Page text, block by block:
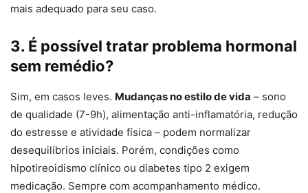
mais adequado para seu caso.
3. É possível tratar problema hormonal
sem remédio?
Sim, em casos leves. Mudanças no estilo de vida – sono
de qualidade (7-9h), alimentação anti-inflamatória, redução
do estresse e atividade física – podem normalizar
desequilíbrios iniciais. Porém, condições como
hipotireoidismo clínico ou diabetes tipo 2 exigem
medicação. Sempre com acompanhamento médico.